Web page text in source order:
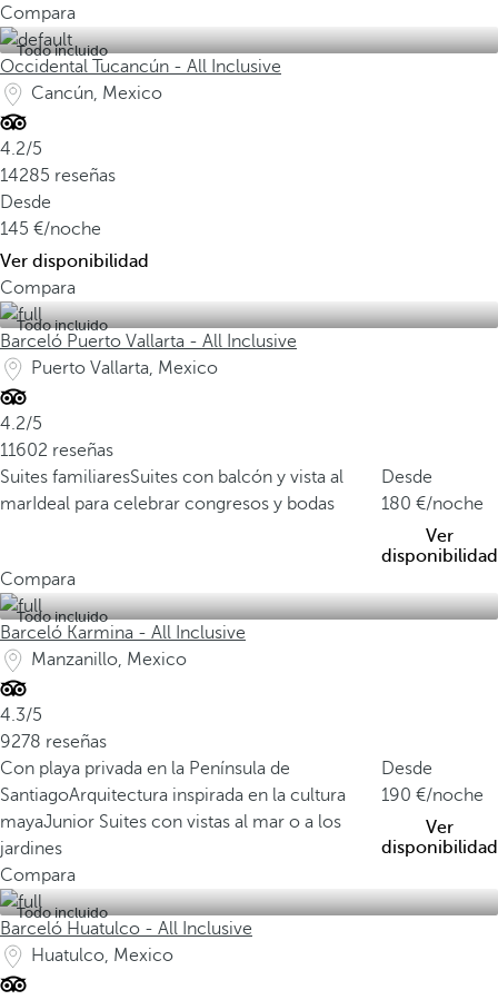
Compara
Todo incluido
Occidental Tucancún - All Inclusive
Cancún, Mexico
4.2/5
14285 reseñas
Desde
145
/noche
Ver disponibilidad
Compara
Todo incluido
Barceló Puerto Vallarta - All Inclusive
Puerto Vallarta, Mexico
4.2/5
11602 reseñas
Suites familiaresSuites con balcón y vista al
mar Ideal para celebrar congresos y bodas
Desde
180
/noche
Ver
disponibilidad
Compara
Todo incluido
Barceló Karmina - All Inclusive
Manzanillo, Mexico
4.3/5
9278 reseñas
Con playa privada en la Península de
SantiagoArquitectura inspirada en la cultura
mayaJunior Suites con vistas al mar o a los
jardines
Desde
190
/noche
Ver
disponibilidad
Compara
Todo incluido
Barceló Huatulco - All Inclusive
Huatulco, Mexico